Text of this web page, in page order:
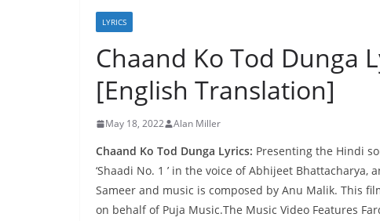
LYRICS
Chaand Ko Tod Dunga
[English Translation]
May 18, 2022 Alan Miller
Chaand Ko Tod Dunga Lyrics: Presenting the Hindi
‘Shaadi No. 1 ’ in the voice of Abhijeet
Sameer and music is composed by Anu Malik. This
on behalf of Puja Music.The Music Video Features